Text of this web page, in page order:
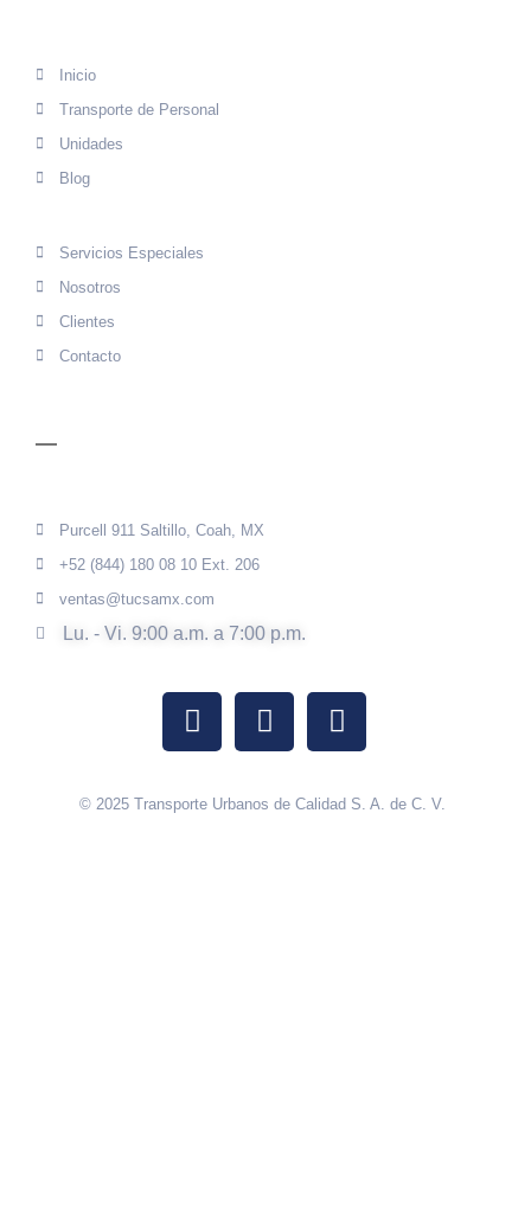
Inicio
Transporte de Personal
Unidades
Blog
Servicios Especiales
Nosotros
Clientes
Contacto
Purcell 911 Saltillo, Coah, MX
+52 (844) 180 08 10 Ext. 206
ventas@tucsamx.com
Lu. - Vi. 9:00 a.m. a 7:00 p.m.
© 2025 Transporte Urbanos de Calidad S. A. de C. V.